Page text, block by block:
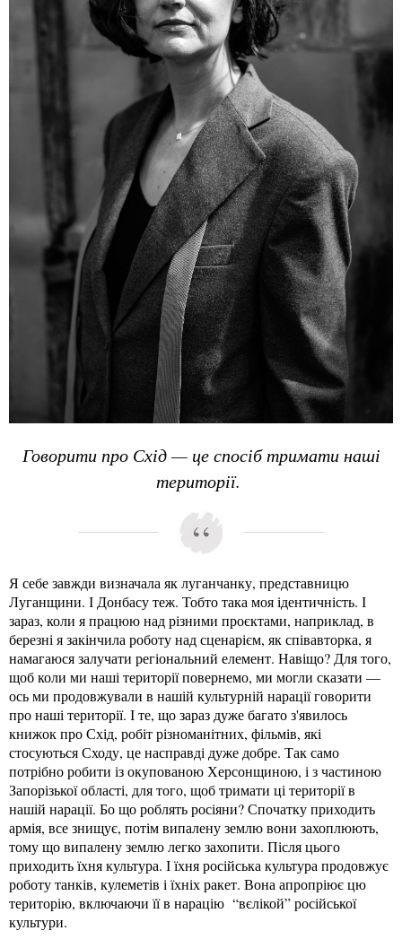
Говорити про Схід — це спосіб тримати наші
території.
Я себе завжди визначала як луганчанку, представницю
Луганщини. І Донбасу теж. Тобто така моя ідентичність. І
зараз, коли я працюю над різними проєктами, наприклад, в
березні я закінчила роботу над сценарієм, як співавторка, я
намагаюся залучати регіональний елемент. Навіщо? Для того,
щоб коли ми наші території повернемо, ми могли сказати —
ось ми продовжували в нашій культурній нарації говорити
про наші території. І те, що зараз дуже багато з'явилось
книжок про Схід, робіт різноманітних, фільмів, які
стосуються Сходу, це насправді дуже добре. Так само
потрібно робити із окупованою Херсонщиною, і з частиною
Запорізької області, для того, щоб тримати ці території в
нашій нарації. Бо що роблять росіяни? Спочатку приходить
армія, все знищує, потім випалену землю вони захоплюють,
тому що випалену землю легко захопити. Після цього
приходить їхня культура. І їхня російська культура продовжує
роботу танків, кулеметів і їхніх ракет. Вона апропріює цю
територію, включаючи її в нарацію “вєлікой” російської
культури.